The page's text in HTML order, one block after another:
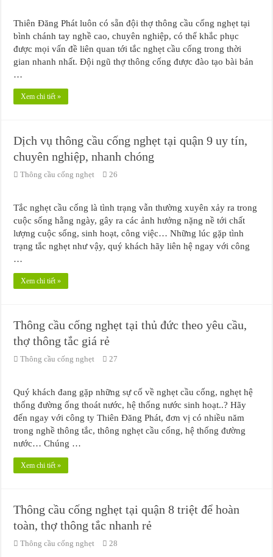
Thiên Đăng Phát luôn có sẵn đội thợ thông cầu cống nghẹt tại
bình chánh tay nghề cao, chuyên nghiệp, có thể khắc phục
được mọi vấn đề liên quan tới tắc nghẹt cầu cống trong thời
gian nhanh nhất. Đội ngũ thợ thông cống được đào tạo bài bản
…
Xem chi tiết »
Dịch vụ thông cầu cống nghẹt tại quận 9 uy tín,
chuyên nghiệp, nhanh chóng
Thông cầu cống nghẹt 26
Tắc nghẹt cầu cống là tình trạng vẫn thường xuyên xảy ra trong
cuộc sống hằng ngày, gây ra các ảnh hưởng nặng nề tới chất
lượng cuộc sống, sinh hoạt, công việc… Những lúc gặp tình
trạng tắc nghẹt như vậy, quý khách hãy liên hệ ngay với công
…
Xem chi tiết »
Thông cầu cống nghẹt tại thủ đức theo yêu cầu,
thợ thông tắc giá rẻ
Thông cầu cống nghẹt 27
Quý khách đang gặp những sự cố về nghẹt cầu cống, nghẹt hệ
thống đường ống thoát nước, hệ thống nước sinh hoạt..? Hãy
đến ngay với công ty Thiên Đăng Phát, đơn vị có nhiều năm
trong nghề thông tắc, thông nghẹt cầu cống, hệ thống đường
nước… Chúng …
Xem chi tiết »
Thông cầu cống nghẹt tại quận 8 triệt để hoàn
toàn, thợ thông tắc nhanh rẻ
Thông cầu cống nghẹt 28